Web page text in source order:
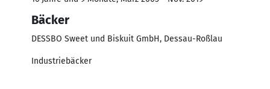
Bäcker
DESSBO Sweet und Biskuit GmbH, Dessau-Roßlau
Industriebäcker